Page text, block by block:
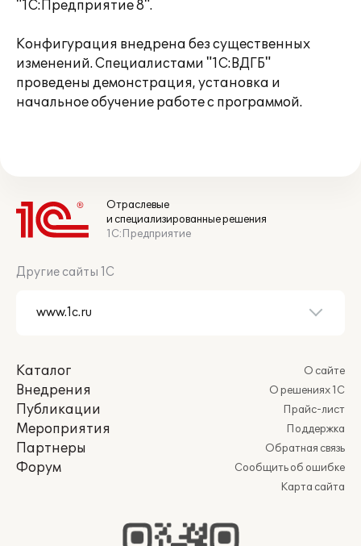
"1С:Предприятие 8".
Конфигурация внедрена без существенных
изменений. Специалистами "1С:ВДГБ"
проведены демонстрация, установка и
начальное обучение работе с программой.
Отраслевые
и специализированные решения
1С:Предприятие
Другие сайты 1С
Каталог
Внедрения
Публикации
Мероприятия
Партнеры
Форум
О сайте
О решениях 1С
Прайс-лист
Поддержка
Обратная связь
Сообщить об ошибке
Карта сайта